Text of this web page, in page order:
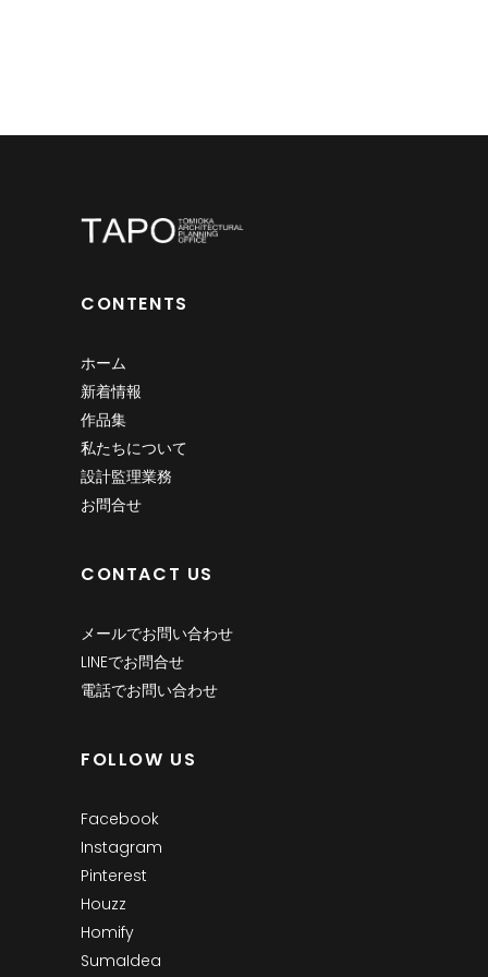
CONTENTS
ホーム
新着情報
作品集
私たちについて
設計監理業務
お問合せ
CONTACT US
メールでお問い合わせ
LINEでお問合せ
電話でお問い合わせ
FOLLOW US
Facebook
Instagram
Pinterest
Houzz
Homify
SumaIdea